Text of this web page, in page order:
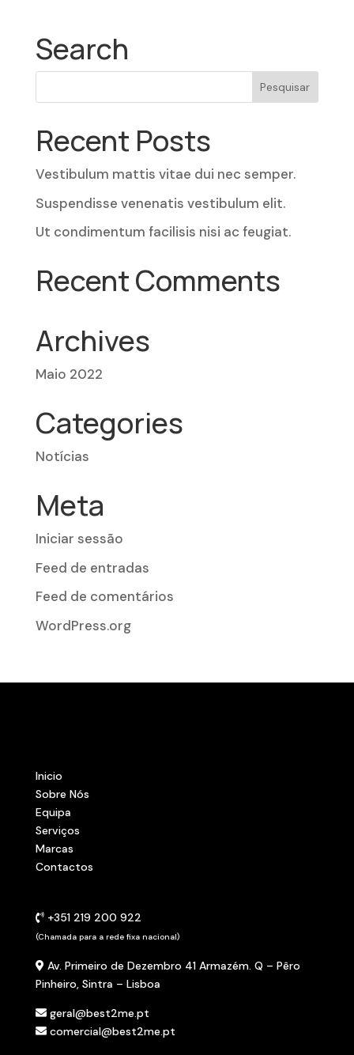
Search
Recent Posts
Vestibulum mattis vitae dui nec semper.
Suspendisse venenatis vestibulum elit.
Ut condimentum facilisis nisi ac feugiat.
Recent Comments
Archives
Maio 2022
Categories
Notícias
Meta
Iniciar sessão
Feed de entradas
Feed de comentários
WordPress.org
Inicio
Sobre Nós
Equipa
Serviços
Marcas
Contactos
+351 219 200 922
(Chamada para a rede fixa nacional)
Av. Primeiro de Dezembro 41 Armazém. Q – Pêro
Pinheiro, Sintra – Lisboa
geral@best2me.pt
comercial@best2me.pt